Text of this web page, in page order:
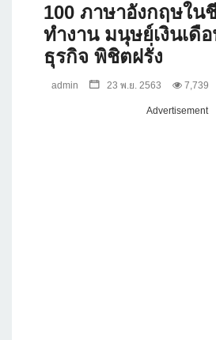
100 ภาษาอังกฤษใน
ทำงาน มนุษย์เงินเดื
ธุรกิจ พิชิตฝรั่ง
admin 23 พ.ย. 2563 7,739
Advertisement